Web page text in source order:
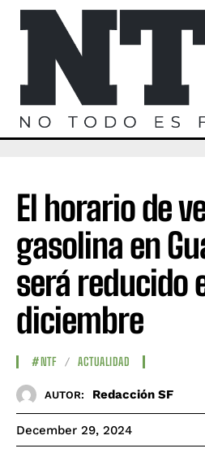
El horario de
gasolina en
será reducido
diciembre
#NTF ACTUALIDAD
AUTOR: Redacción SF
December 29, 2024